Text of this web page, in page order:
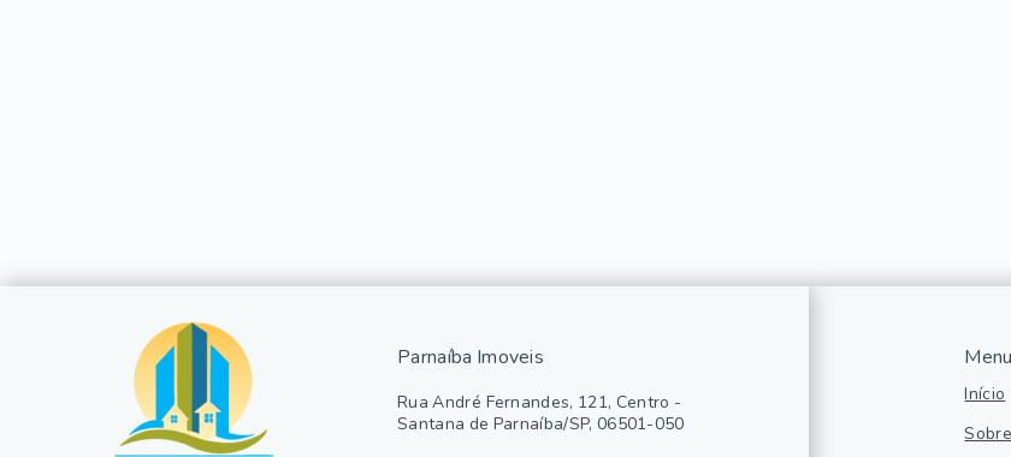
Menu
Início
Sobre
Parnaíba Imoveis
Rua André Fernandes, 121, Centro -
Santana de Parnaíba/SP, 06501-050